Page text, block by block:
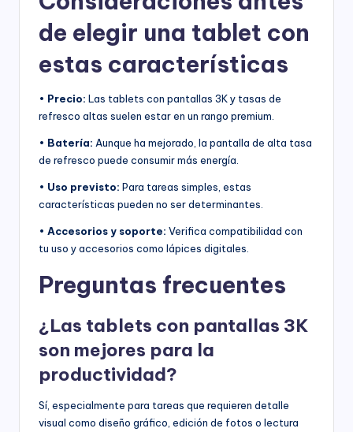
de elegir una tablet con
estas características
• Precio: Las tablets con pantallas 3K y tasas de
refresco altas suelen estar en un rango premium.
• Batería: Aunque ha mejorado, la pantalla de alta tasa
de refresco puede consumir más energía.
• Uso previsto: Para tareas simples, estas
características pueden no ser determinantes.
• Accesorios y soporte: Verifica compatibilidad con
tu uso y accesorios como lápices digitales.
Preguntas frecuentes
¿Las tablets con pantallas 3K
son mejores para la
productividad?
Sí, especialmente para tareas que requieren detalle
visual como diseño gráfico, edición de fotos o lectura